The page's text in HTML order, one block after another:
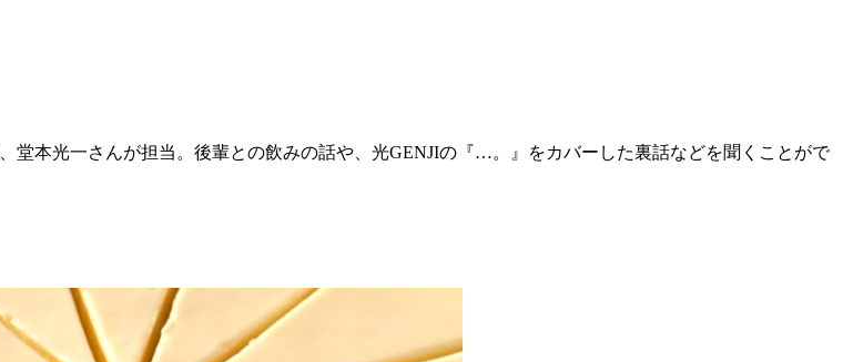
堂本光一さんが担当。後輩との飲みの話や、光GENJIの『…。』をカバーした裏話などを聞くことがで